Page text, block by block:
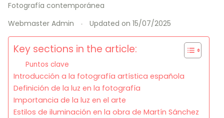
Fotografía contemporánea
Webmaster Admin
Updated on 15/07/2025
Key sections in the article:
Puntos clave
Introducción a la fotografía artística española
Definición de la luz en la fotografía
Importancia de la luz en el arte
Estilos de iluminación en la obra de Martín Sánchez